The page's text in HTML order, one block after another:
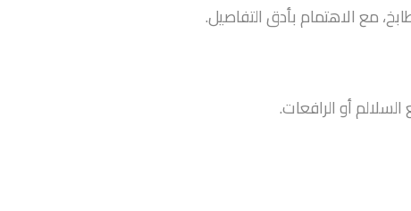
مع الاهتمام بأدق التفاصيل.
أو الرافعات.